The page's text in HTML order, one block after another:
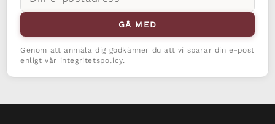
postadress
GÅ MED
Genom att anmäla dig godkänner du att vi sparar din e-post
enligt vår integritetspolicy.